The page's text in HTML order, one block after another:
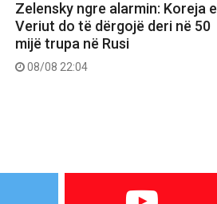
Zelensky ngre alarmin: Koreja e
Veriut do të dërgojë deri në 50
mijë trupa në Rusi
08/08 22:04